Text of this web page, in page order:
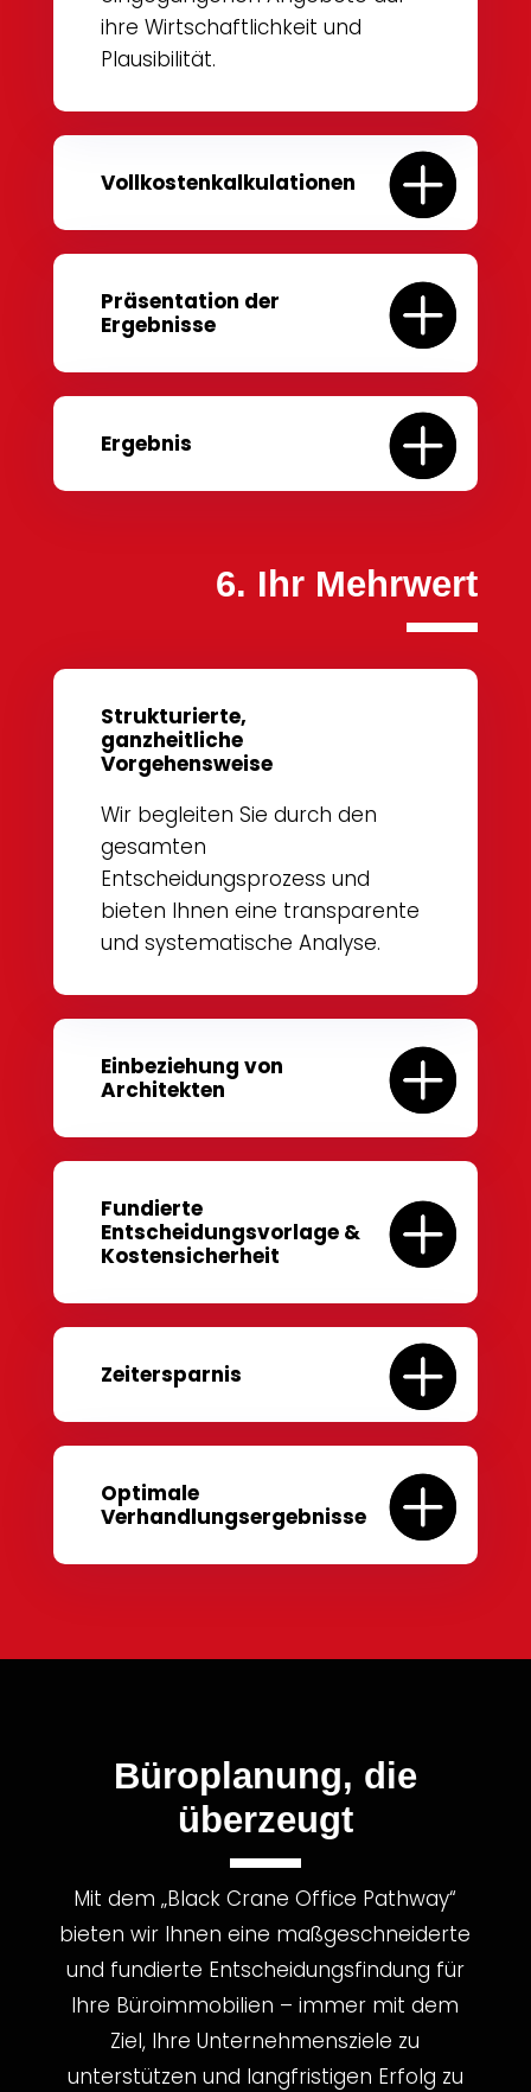
ihre Wirtschaftlichkeit und
Plausibilität.
Vollkostenkalkulationen
Präsentation der
Ergebnisse
Ergebnis
6. Ihr Mehrwert
Strukturierte,
ganzheitliche
Vorgehensweise
Wir begleiten Sie durch den
gesamten
Entscheidungsprozess und
bieten Ihnen eine transparente
und systematische Analyse.
Einbeziehung von
Architekten
Fundierte
Entscheidungsvorlage &
Kostensicherheit
Zeitersparnis
Optimale
Verhandlungsergebnisse
Büroplanung, die
überzeugt
Mit dem „Black Crane Office Pathway“
bieten wir Ihnen eine maßgeschneiderte
und fundierte Entscheidungsfindung für
Ihre Büroimmobilien – immer mit dem
Ziel, Ihre Unternehmensziele zu
unterstützen und langfristigen Erfolg zu